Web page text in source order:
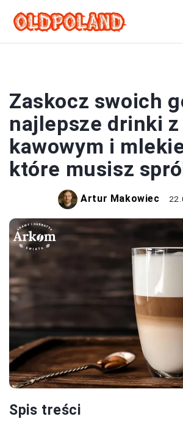
Zaskocz swoich
najlepsze drinki
kawowym i
które musisz
Artur Makowiec
Spis treści